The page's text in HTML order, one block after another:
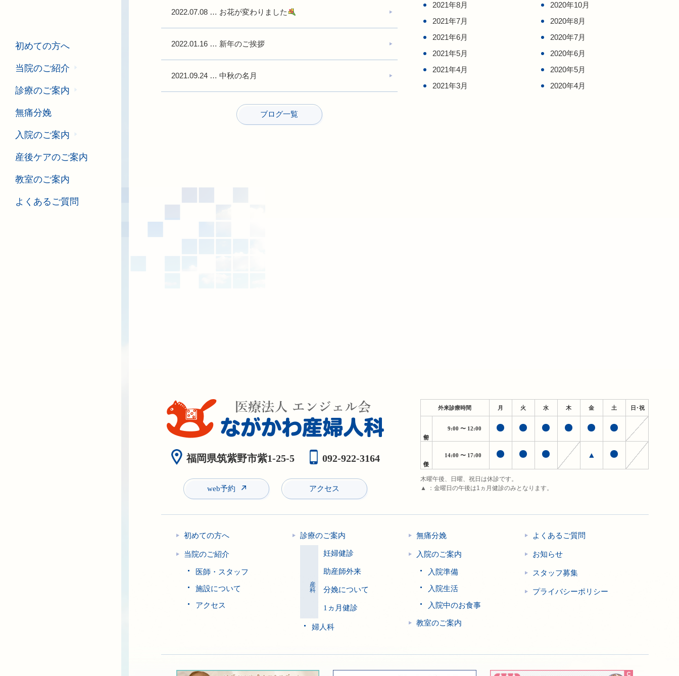
初めての方へ
当院のご紹介
診療のご案内
無痛分娩
入院のご案内
産後ケアのご案内
教室のご案内
よくあるご質問
2022.07.08 … お花が変わりました
2022.01.16 … 新年のご挨拶
2021.09.24 … 中秋の名月
ブログ一覧
2021年8月
2021年7月
2021年6月
2021年5月
2021年4月
2021年3月
2020年10月
2020年8月
2020年7月
2020年6月
2020年5月
2020年4月
福岡県筑紫野市紫1-25-5 092-922-3164
web予約 アクセス
外来診療時間 月 火 水 木 金 土 日・祝
9:00 〜 12:00
14:00 〜 17:00 ▲
木曜午後、日曜、祝日は休診です。
▲ ：金曜日の午後は1ヵ月健診のみとなります。
初めての方へ
当院のご紹介
医師・スタッフ
施設について
アクセス
診療のご案内
産科
妊婦健診
助産師外来
分娩について
1ヵ月健診
婦人科
無痛分娩
入院のご案内
入院準備
入院生活
入院中のお食事
教室のご案内
よくあるご質問
お知らせ
スタッフ募集
プライバシーポリシー